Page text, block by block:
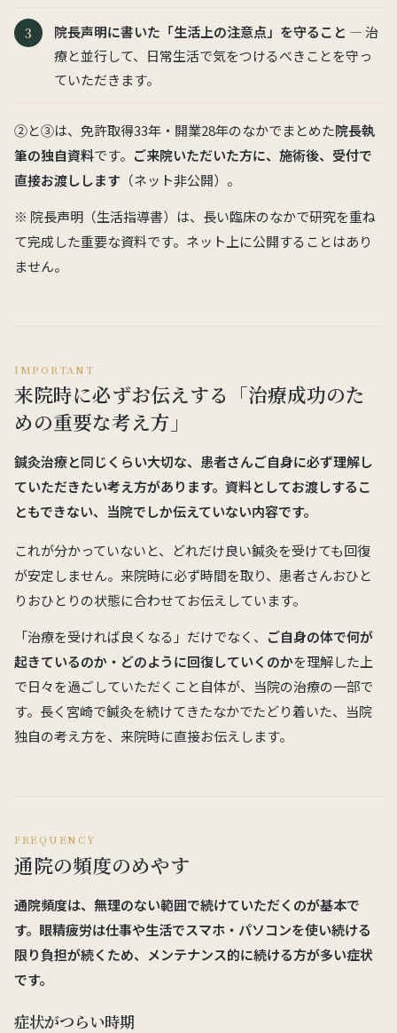
院長声明に書いた「生活上の注意点」を守ること — 治
療と並行して、日常生活で気をつけるべきことを守っ
ていただきます。
②と③は、免許取得33年・開業28年のなかでまとめた院長執
筆の独自資料です。 ご来院いただいた方に、施術後、受付で
直接お渡しします （ネット非公開）。
※ 院長声明（生活指導書）は、長い臨床のなかで研究を重ね
て完成した重要な資料です。ネット上に公開することはあり
ません。
IMPORTANT
来院時に必ずお伝えする「治療成功のた
めの重要な考え方」
鍼灸治療と同じくらい大切な、患者さんご自身に必ず理解し
ていただきたい考え方があります。資料としてお渡しするこ
ともできない、当院でしか伝えていない内容です。
これが分かっていないと、どれだけ良い鍼灸を受けても回復
が安定しません。来院時に必ず時間を取り、患者さんおひと
りおひとりの状態に合わせてお伝えしています。
「治療を受ければ良くなる」だけでなく、 ご自身の体で何が
起きているのか・どのように回復していくのかを理解した上
で日々を過ごしていただくこと自体が、当院の治療の一部で
す。長く宮崎で鍼灸を続けてきたなかでたどり着いた、当院
独自の考え方を、来院時に直接お伝えします。
FREQUENCY
通院の頻度のめやす
通院頻度は、無理のない範囲で続けていただくのが基本で
す。眼精疲労は仕事や生活でスマホ・パソコンを使い続ける
限り負担が続くため、メンテナンス的に続ける方が多い症状
です。
症状がつらい時期